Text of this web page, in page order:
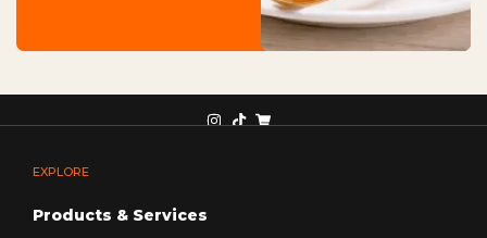
EXPLORE
Products & Services